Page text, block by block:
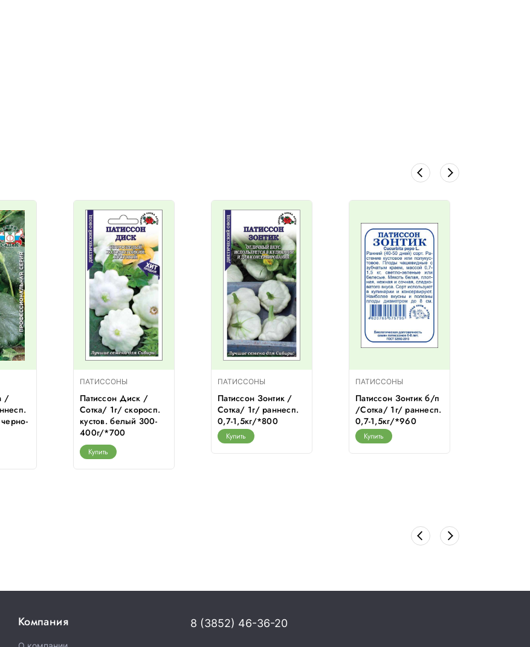
/
ПАТИССОНЫ
Патиссон Диск /
Сотка/ 1г/ скоросп.
кустов. белый 300-
400г/*700
Купить
ПАТИССОНЫ
Патиссон Зонтик /
Сотка/ 1г/ раннесп.
0,7-1,5кг/*800
Купить
ПАТИССОНЫ
Патиссон Зонтик б/п
/Сотка/ 1г/ раннесп.
0,7-1,5кг/*960
Купить
Компания 8 (3852) 46-36-20